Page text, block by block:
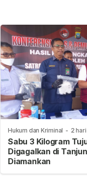
Hukum dan Kriminal - 2
Sabu 3 Kilogram
Digagalkan di
Diamankan